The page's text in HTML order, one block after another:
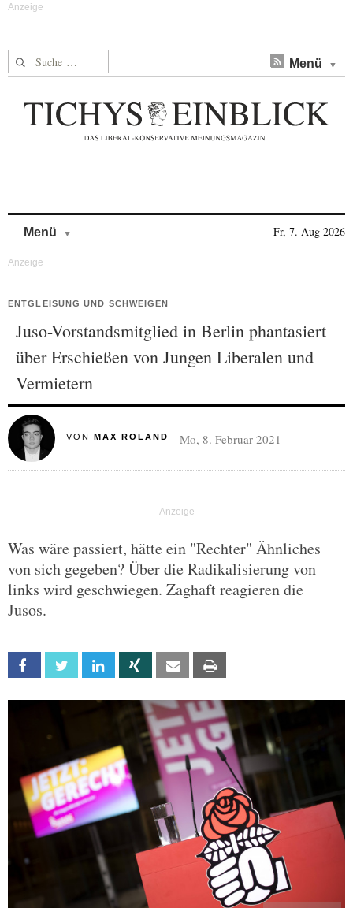
Suche nach: Menü
Menü Fr, 7. Aug 2026
ENTGLEISUNG UND SCHWEIGEN
Juso-Vorstandsmitglied in Berlin phantasiert
über Erschießen von Jungen Liberalen und
Vermietern
VON MAX ROLAND Mo, 8. Februar 2021
Was wäre passiert, hätte ein "Rechter" Ähnliches
von sich gegeben? Über die Radikalisierung von
links wird geschwiegen. Zaghaft reagieren die
Jusos.
Facebook Twitter Linkedin Xing Email